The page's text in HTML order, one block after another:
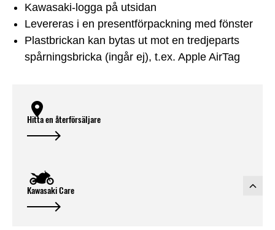
Kawasaki-logga på utsidan
Levereras i en presentförpackning med fönster
Plastbrickan kan bytas ut mot en tredjeparts
spårningsbricka (ingår ej), t.ex. Apple AirTag
Hitta en återförsäljare
Kawasaki Care